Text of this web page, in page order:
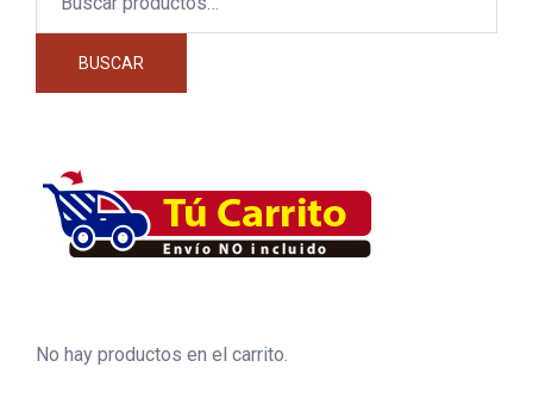
BUSCAR
No hay productos en el carrito.